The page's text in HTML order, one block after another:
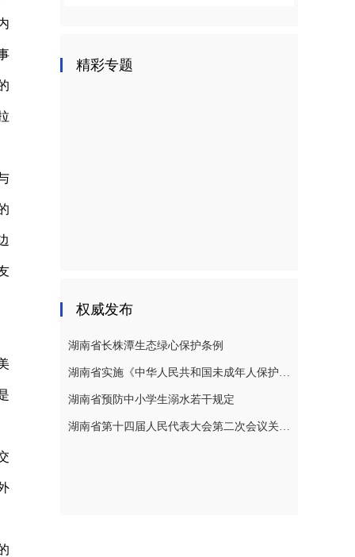
精彩专题
权威发布
湖南省长株潭生态绿心保护条例
湖南省实施《中华人民共和国未成年人保护法》若干规定
湖南省预防中小学生溺水若干规定
湖南省第十四届人民代表大会第二次会议关于湖南省人民代表大会常务委员会工作报告的决议